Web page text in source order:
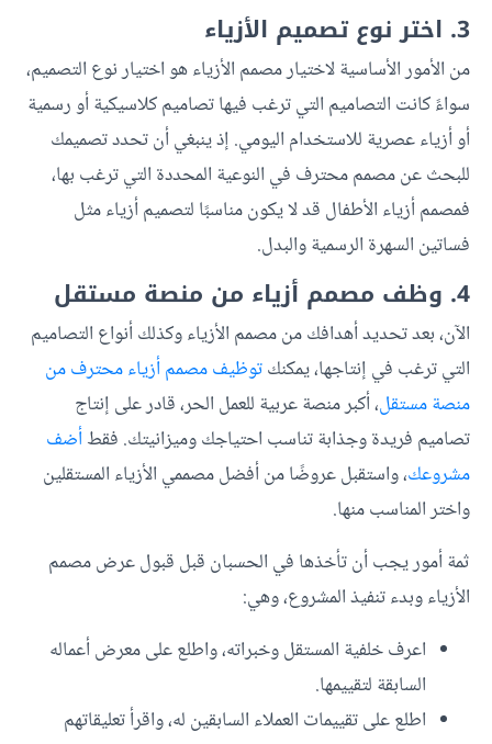
3. اختر نوع تصميم الأزياء
من الأمور الأساسية لاختيار مصمم الأزياء هو اختيار نوع التصميم،
سواءً كانت التصاميم التي ترغب فيها تصاميم كلاسيكية أو رسمية
أو أزياء عصرية للاستخدام اليومي. إذ ينبغي أن تحدد تصميمك
للبحث عن مصمم محترف في النوعية المحددة التي ترغب بها،
فمصمم أزياء الأطفال قد لا يكون مناسبًا لتصميم أزياء مثل
فساتين السهرة الرسمية والبدل.
4. وظف مصمم أزياء من منصة مستقل
الآن، بعد تحديد أهدافك من مصمم الأزياء وكذلك أنواع التصاميم
التي ترغب في إنتاجها، يمكنكتوظيف مصمم أزياء محترف من
منصة مستقل، أكبر منصة عربية للعمل الحر، قادر على إنتاج
تصاميم فريدة وجذابة تناسب احتياجك وميزانيتك. فقطأضف
مشروعك، واستقبل عروضًا من أفضل مصممي الأزياء المستقلين
واختر المناسب منها.
ثمة أمور يجب أن تأخذها في الحسبان قبل قبول عرض مصمم
الأزياء وبدء تنفيذ المشروع، وهي:
اعرف خلفية المستقل وخبراته، واطلع على معرض أعماله
السابقة لتقييمها.
اطلع على تقييمات العملاء السابقين له، واقرأ تعليقاتهم